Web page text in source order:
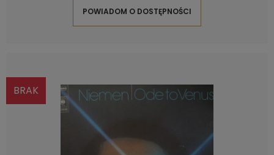
POWIADOM O DOSTĘPNOŚCI
BRAK